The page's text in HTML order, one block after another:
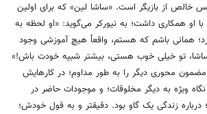
خالص از بازیگر است. «ساشا لین» که برای اولین
با او همکاری داشت؛ به نیورکر می‌گوید: «او لحظه به
همانی باشم که هستم، واقعاً هیچ آموزشی وجود
تو خیلی خوب هستی، بیشتر شبیه خودت باش!»
محوری دیگر را به طور مداوم؛ در کارهایش
ویژه به دیگر مخلوقات؛ و موجودات حاضر در
زندگی یک گاو بود. دقیقتر و به قول خودش؛